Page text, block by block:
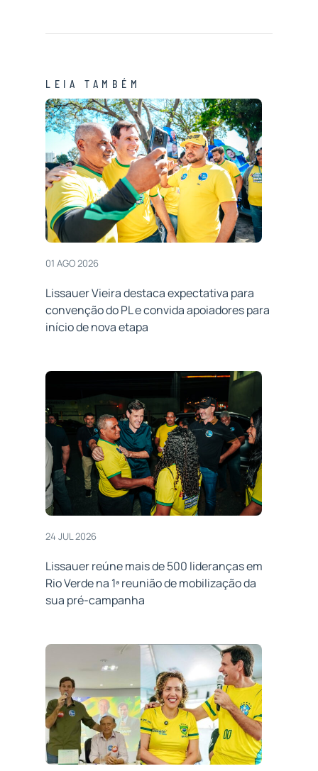
LEIA TAMBÉM
01 AGO 2026
Lissauer Vieira destaca expectativa para
convenção do PL e convida apoiadores para
início de nova etapa
24 JUL 2026
Lissauer reúne mais de 500 lideranças em
Rio Verde na 1ª reunião de mobilização da
sua pré-campanha